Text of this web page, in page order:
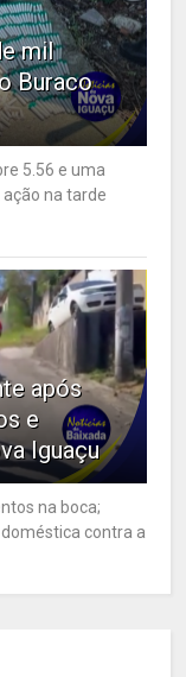
mil
Buraco
5.56 e uma
na tarde
após
e
Iguaçu
na boca;
contra a